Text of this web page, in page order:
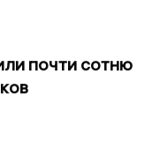
почти сотню